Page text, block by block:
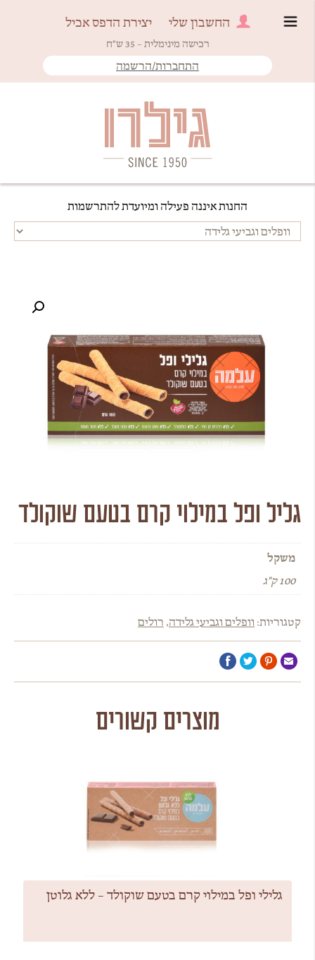
החשבון שלי יצירת הדפס אכיל
רכישה מינימלית – 35 ש"ח
התחברות/הרשמה
גילרו
Since 1950
החנות איננה פעילה ומיועדת להתרשמות
גליל ופל במילוי קרם בטעם שוקולד
משקל
100 ק"ג
קטגוריות: וופלים וגביעי גלידה, רולים
מוצרים קשורים
גלילי ופל במילוי קרם בטעם שוקולד – ללא גלוטן